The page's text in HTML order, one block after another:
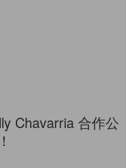
Chavarria 合作公